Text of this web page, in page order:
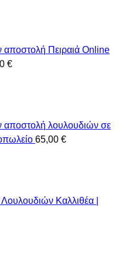
Πειραιά Online
€
λουλουδιών σε
65,00 €
Καλλιθέα |